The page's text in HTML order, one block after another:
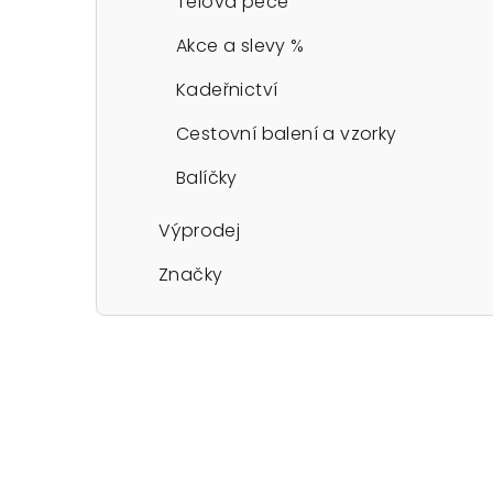
Akce a slevy %
Kadeřnictví
Cestovní balení a vzorky
Balíčky
Výprodej
Značky